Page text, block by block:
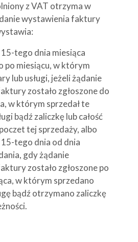
z VAT otrzyma w
wystawienia faktury
15-tego dnia miesiąca
po miesiącu, w którym
lub usługi, jeżeli żądanie
zostało zgłoszone do
w którym sprzedał te
bądź zaliczkę lub całość
tej sprzedaży, albo
15-tego dnia od dnia
gdy żądanie
zostało zgłoszone po
w którym sprzedano
bądź otrzymano zaliczkę